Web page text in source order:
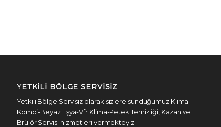
YETKILI BÖLGE SERVISIZ
Yetkili Bölge Servisiz olarak sizlere sunduğumuz Klima-
Kombi-Beyaz Eşya-Vfr Klima-Petek Temizliği, Kazan ve
Brülör Servisi hizmetleri vermekteyiz.